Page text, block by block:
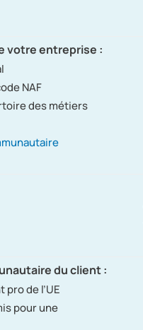
votre entreprise :
NAF
des métiers
du client :
de l’UE
pour une